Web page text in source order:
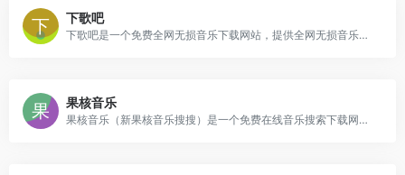
下歌吧
下歌吧是一个免费全网无损音乐下载网站，提供全网无损音乐在线搜索和下载服务
果核音乐
果核音乐（新果核音乐搜搜）是一个免费在线音乐搜索下载网站，网站提供音乐搜索和下载服务，无需注册登陆即可下载高品质音乐资源，每位用户每天可以免费下载20首，对于普通用户来说足够了，非常不错。